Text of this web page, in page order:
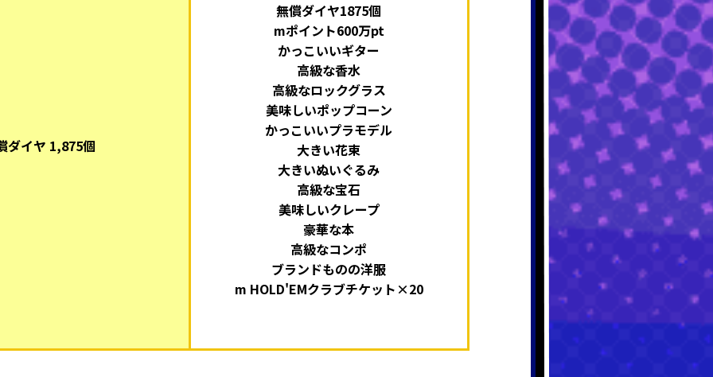
ダイヤ 1,875個
無償ダイヤ1875個
mポイント600万pt
かっこいいギター
高級な香水
高級なロックグラス
美味しいポップコーン
かっこいいプラモデル
大きい花束
大きいぬいぐるみ
高級な宝石
美味しいクレープ
豪華な本
高級なコンポ
ブランドものの洋服
m HOLD'EMクラブチケット×20